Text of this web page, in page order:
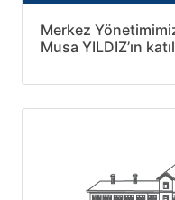
Merkez
Musa YILDIZ’ın
etkinliğine katıldı.